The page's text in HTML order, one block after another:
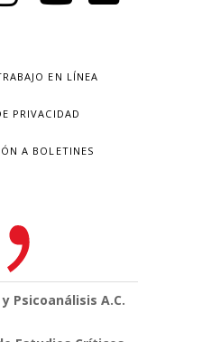
EN LÍNEA
PRIVACIDAD
A BOLETINES
Psicoanálisis A.C.